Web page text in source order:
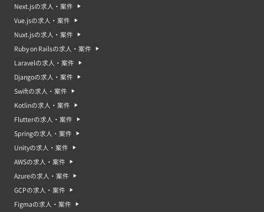
Next.jsの求人・案件
Vue.jsの求人・案件
Nuxt.jsの求人・案件
Ruby on Railsの求人・案件
Laravelの求人・案件
Djangoの求人・案件
Swiftの求人・案件
Kotlinの求人・案件
Flutterの求人・案件
Springの求人・案件
Unityの求人・案件
AWSの求人・案件
Azureの求人・案件
GCPの求人・案件
Figmaの求人・案件